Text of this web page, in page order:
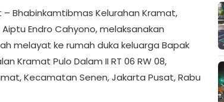
– Bhabinkamtibmas Kelurahan Kramat,
Aiptu Endro Cahyono, melaksanakan
melayat ke rumah duka keluarga Bapak
Kramat Pulo Dalam II RT 06 RW 08,
Kecamatan Senen, Jakarta Pusat, Rabu